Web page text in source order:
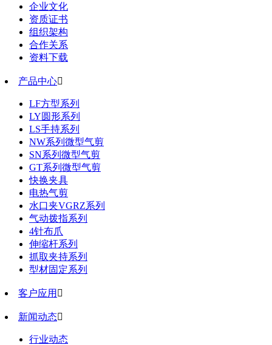
企业文化
资质证书
组织架构
合作关系
资料下载
产品中心
LF方型系列
LY圆形系列
LS手持系列
NW系列微型气剪
SN系列微型气剪
GT系列微型气剪
快换夹具
电热气剪
水口夹VGRZ系列
气动拨指系列
4针布爪
伸缩杆系列
抓取夹持系列
型材固定系列
客户应用 
新闻动态
行业动态